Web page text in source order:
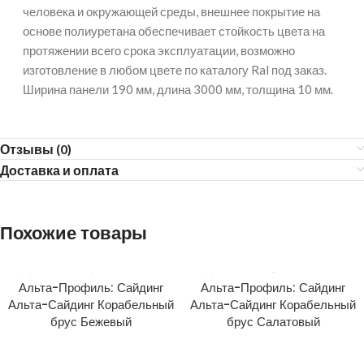
человека и окружающей среды, внешнее покрытие на
основе полиуретана обеспечивает стойкость цвета на
протяжении всего срока эксплуатации, возможно
изготовление в любом цвете по каталогу Ral под заказ.
Ширина панели 190 мм, длина 3000 мм, толщина 10 мм.
Отзывы (0)
Доставка и оплата
Похожие товары
Альта-Профиль: Сайдинг
Альта-Сайдинг Корабельный
брус Бежевый
Альта-Профиль: Сайдинг
Альта-Сайдинг Корабельный
брус Салатовый